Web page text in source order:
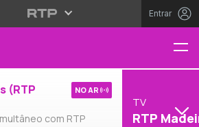
Entrar
(RTP
com RTP
NO AR
TV
RTP